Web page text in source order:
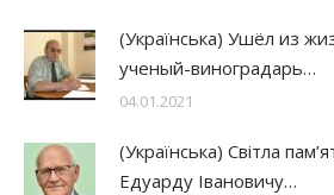
(Українська) Ушёл из
ученый-виноградарь…
04.01.2021
(Українська) Світла
Едуарду Івановичу…